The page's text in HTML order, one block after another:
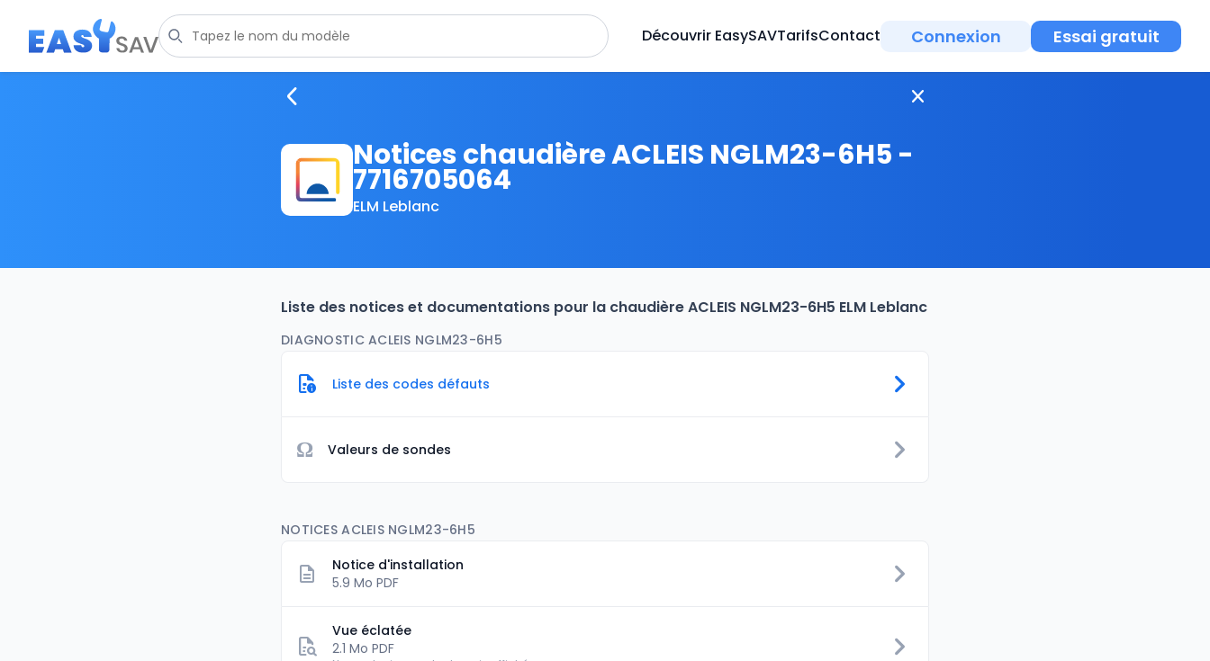
Découvrir EasySAVTarifsContact Connexion Essai gratuit
Notices chaudière ACLEIS NGLM23-6H5 -
7716705064
ELM Leblanc
Liste des notices et documentations pour la chaudière ACLEIS NGLM23-6H5 ELM Leblanc
DIAGNOSTIC ACLEIS NGLM23-6H5
Liste des codes défauts
Ω Valeurs de sondes
NOTICES ACLEIS NGLM23-6H5
Notice d'installation
5.9 Mo PDF
Vue éclatée
2.1 Mo PDF